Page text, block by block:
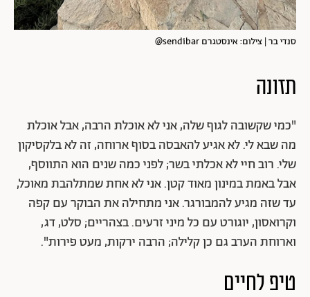
סנדי בר | צילום: אינסטגרם sendibar@
תזונה
"כמי שקשובה לגוף שלה, אני לא אוכלת הרבה, אבל אוכלת
מה שבא לי. לא אגיע להאבסה בסוף ארוחה, זה לא בלקסיקון
שלי. רוב חיי לא אכלתי בשר; לפני כמה שנים הוא התווסף,
אבל באמת במינון מאוד קטן. אני לא אחת שמתלהבת מאוכל,
עד שזה מגיע להמבורגר. אני מתחילה את הבוקר עם קפה
וקרואסון, יוגורט עם כל מיני זרעים. בצהריים; סלט, דג,
וארוחת הערב גם כן קלילה; הרבה ירקות, מעט פירות".
טיפ לחיים